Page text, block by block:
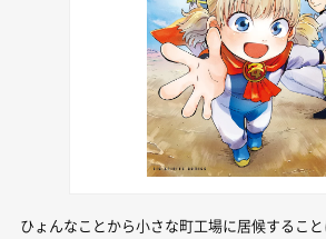
ひょんなことから小さな町工場に居候するこ